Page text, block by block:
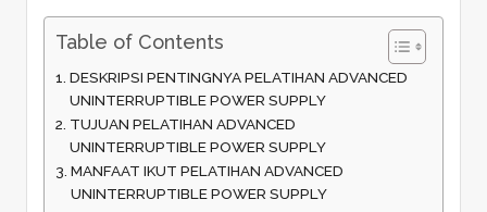
Table of Contents
DESKRIPSI PENTINGNYA PELATIHAN ADVANCED
UNINTERRUPTIBLE POWER SUPPLY
TUJUAN PELATIHAN ADVANCED
UNINTERRUPTIBLE POWER SUPPLY
MANFAAT IKUT PELATIHAN ADVANCED
UNINTERRUPTIBLE POWER SUPPLY